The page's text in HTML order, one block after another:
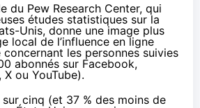
du Pew Research Center, qui
études statistiques sur la
Unis, donne une image plus
local de l’influence en ligne
les personnes suivies
abonnés sur Facebook,
ou YouTube).
sur cinq (et 37 % des moins de